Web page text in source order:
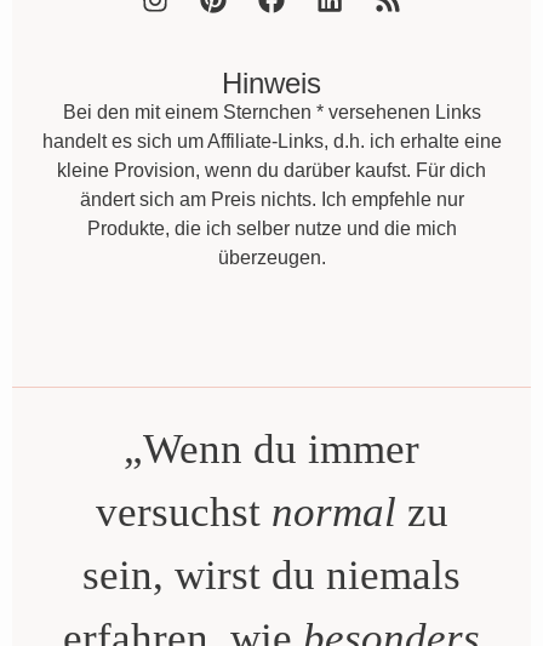
Hinweis
Bei den mit einem Sternchen * versehenen Links
handelt es sich um Affiliate-Links, d.h. ich erhalte eine
kleine Provision, wenn du darüber kaufst. Für dich
ändert sich am Preis nichts. Ich empfehle nur
Produkte, die ich selber nutze und die mich
überzeugen.
„Wenn du immer
versuchst normal zu
sein, wirst du niemals